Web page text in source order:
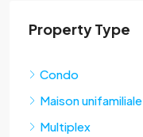
Property Type
Condo
Maison unifamiliale
Multiplex